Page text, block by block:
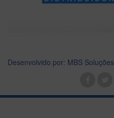
Desenvolvido por: MBS Soluções